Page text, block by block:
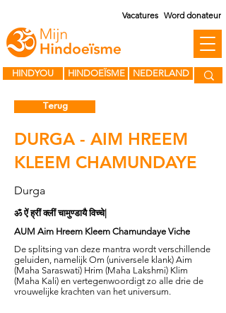
HINDOEÏSME
HINDYOU NEDERLAND
Vacatures Word donateur
Terug
DURGA - AIM HREEM
KLEEM CHAMUNDAYE
Durga
ॐ ऐं ह्रीं क्लीं चामुण्डायै विच्चे|
AUM Aim Hreem Kleem Chamundaye Viche
De splitsing van deze mantra wordt verschillende
geluiden, namelijk Om (universele klank) Aim
(Maha Saraswati) Hrim (Maha Lakshmi) Klim
(Maha Kali) en vertegenwoordigt zo alle drie de
vrouwelijke krachten van het universum.